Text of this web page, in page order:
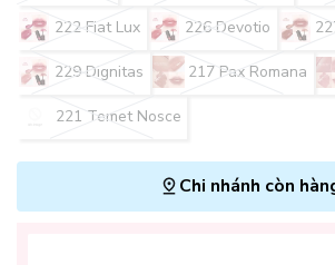
222 Fiat Lux 226 Devotio
229 Dignitas 217 Pax Romana
221 Temet Nosce
Chi nhánh còn